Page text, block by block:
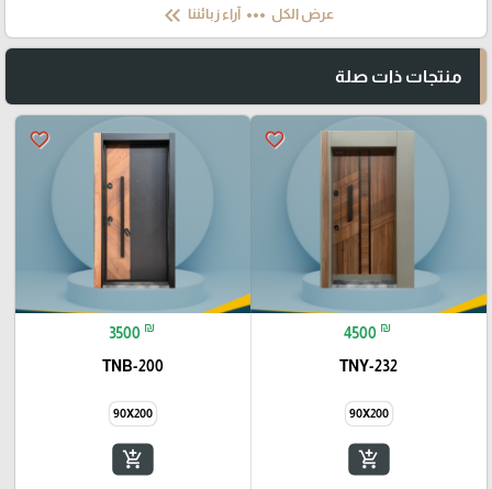
عرض الكل more_horiz آراء زبائننا keyboard_double_arrow_left
منتجات ذات صلة
favorite_border
4500 ₪
TNY-232
90X200
add_shopping_cart
favorite_border
3500 ₪
TNB-200
90X200
add_shopping_cart